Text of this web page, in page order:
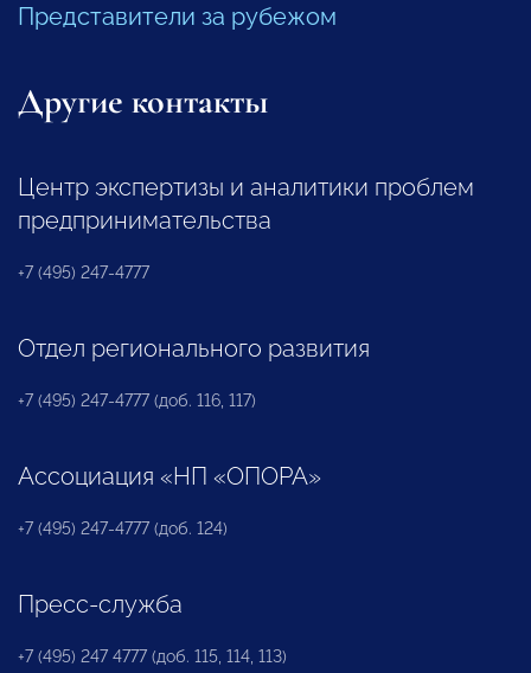
Представители за рубежом
Другие контакты
Центр экспертизы и аналитики проблем
предпринимательства
+7 (495) 247-4777
Отдел регионального развития
+7 (495) 247-4777 (доб. 116, 117)
Ассоциация «НП «ОПОРА»
+7 (495) 247-4777 (доб. 124)
Пресс-служба
+7 (495) 247 4777 (доб. 115, 114, 113)